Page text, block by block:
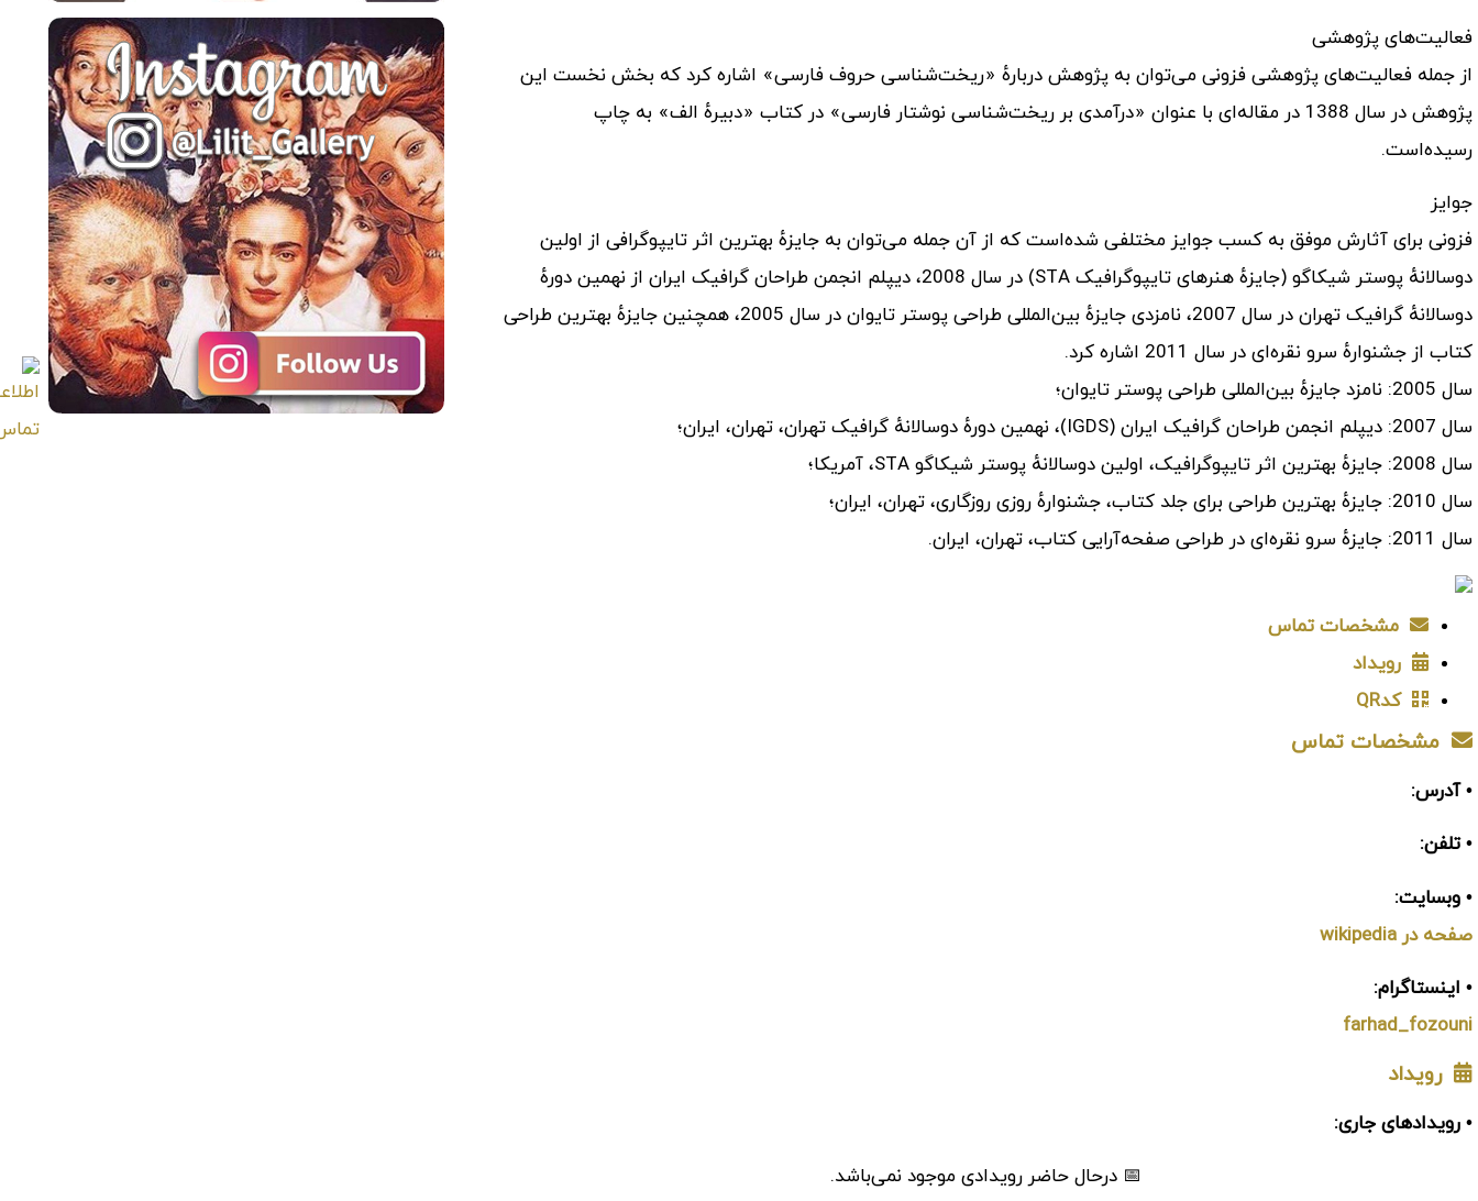
فعالیت‌های پژوهشی
از جمله فعالیت‌های پژوهشی فزونی می‌توان به پژوهش دربارهٔ «ریخت‌شناسی حروف فارسی» اشاره کرد که بخش نخست این
پژوهش در سال 1388 در مقاله‌ای با عنوان «درآمدی بر ریخت‌شناسی نوشتار فارسی» در کتاب «دبیرهٔ الف» به چاپ
رسیده‌است.
جوایز
فزونی برای آثارش موفق به کسب جوایز مختلفی شده‌است که از آن جمله می‌توان به جایزهٔ بهترین اثر تایپوگرافی از اولین
دوسالانهٔ پوستر شیکاگو (جایزهٔ هنرهای تایپوگرافیک STA) در سال 2008، دیپلم انجمن طراحان گرافیک ایران از نهمین دورهٔ
دوسالانهٔ گرافیک تهران در سال 2007، نامزدی جایزهٔ بین‌المللی طراحی پوستر تایوان در سال 2005، همچنین جایزهٔ بهترین طراحی
کتاب از جشنوارهٔ سرو نقره‌ای در سال 2011 اشاره کرد.
سال 2005: نامزد جایزهٔ بین‌المللی طراحی پوستر تایوان؛
سال 2007: دیپلم انجمن طراحان گرافیک ایران (IGDS)، نهمین دورهٔ دوسالانهٔ گرافیک تهران، تهران، ایران؛
سال 2008: جایزهٔ بهترین اثر تایپوگرافیک، اولین دوسالانهٔ پوستر شیکاگو STA، آمریکا؛
سال 2010: جایزهٔ بهترین طراحی برای جلد کتاب، جشنوارهٔ روزی روزگاری، تهران، ایران؛
سال 2011: جایزهٔ سرو نقره‌ای در طراحی صفحه‌آرایی کتاب، تهران، ایران.
مشخصات تماس
رویداد
کدQR
مشخصات تماس
• آدرس:
• تلفن:
• وبسایت:
صفحه در wikipedia
• اینستاگرام:
farhad_fozouni
رویداد
• رویدادهای جاری:
📅 درحال حاضر رویدادی موجود نمی‌باشد.